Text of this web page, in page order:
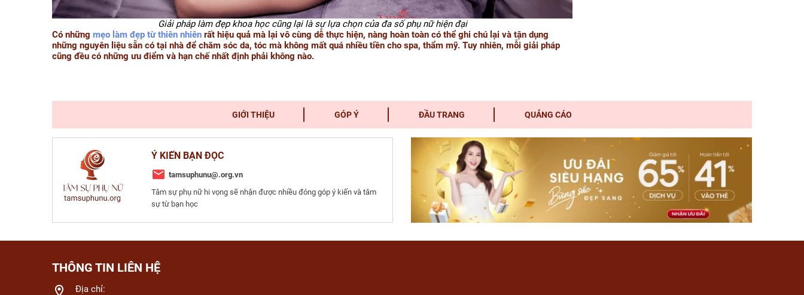
Giải pháp làm đẹp khoa học cũng lại là sự lựa chọn của đa số phụ nữ hiện đại
Có những mẹo làm đẹp từ thiên nhiên rất hiệu quả mà lại vô cùng dễ thực hiện, nàng hoàn toàn có thể ghi chú lại và tận dụng
những nguyên liệu sẵn có tại nhà để chăm sóc da, tóc mà không mất quá nhiều tiền cho spa, thẩm mỹ. Tuy nhiên, mỗi giải pháp
cũng đều có những ưu điểm và hạn chế nhất định phải không nào.
GIỚI THIỆU GÓP Ý ĐẦU TRANG QUẢNG CÁO
Ý KIẾN BẠN ĐỌC
tamsuphunu@.org.vn
Tâm sự phụ nữ hi vọng sẽ nhận được nhiều đóng góp ý kiến và tâm
sự từ bạn học
THÔNG TIN LIÊN HỆ
Địa chỉ: